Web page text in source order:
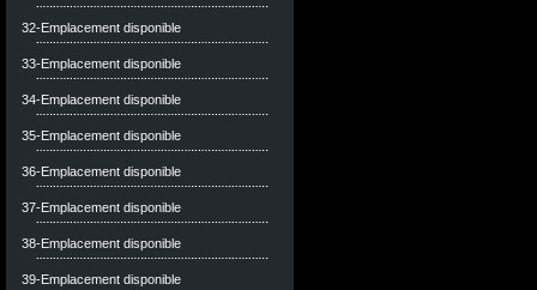
32-Emplacement disponible
33-Emplacement disponible
34-Emplacement disponible
35-Emplacement disponible
36-Emplacement disponible
37-Emplacement disponible
38-Emplacement disponible
39-Emplacement disponible